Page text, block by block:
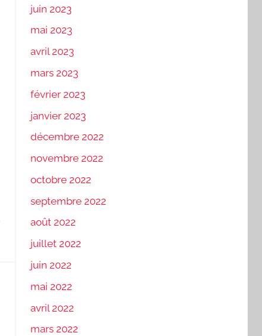
juin 2023
mai 2023
avril 2023
mars 2023
février 2023
janvier 2023
décembre 2022
novembre 2022
octobre 2022
septembre 2022
août 2022
juillet 2022
juin 2022
mai 2022
avril 2022
mars 2022